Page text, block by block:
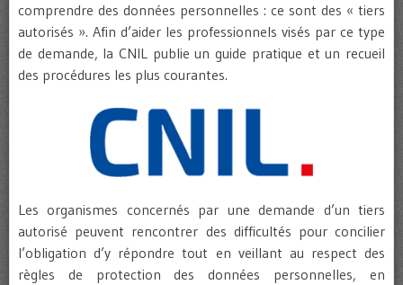
comprendre des données personnelles : ce sont des « tiers
autorisés ». Afin d’aider les professionnels visés par ce type
de demande, la CNIL publie un guide pratique et un recueil
des procédures les plus courantes.
Les organismes concernés par une demande d’un tiers
autorisé peuvent rencontrer des difficultés pour concilier
l’obligation d’y répondre tout en veillant au respect des
règles de protection des données personnelles, en